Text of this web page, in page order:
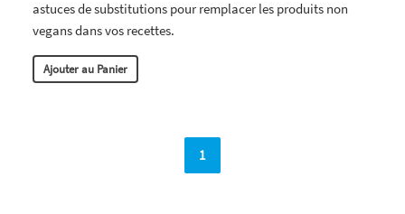
astuces de substitutions pour remplacer les produits non
vegans dans vos recettes.
Ajouter au Panier
1